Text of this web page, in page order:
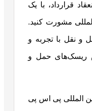
قرارداد، با یک
مشورت کنید.
و نقل با تجربه و
ریسک‌های حمل و
المللی پی اس پی